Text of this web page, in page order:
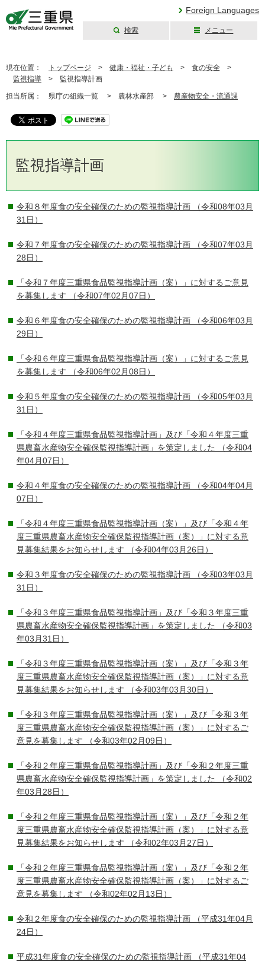
Foreign Languages
検索 メニュー
現在位置： トップページ > 健康・福祉・子ども > 食の安全 >
監視指導 > 監視指導計画
担当所属： 県庁の組織一覧 > 農林水産部 > 農産物安全・流通課
監視指導計画
令和８年度食の安全確保のための監視指導計画 （令和08年03月
31日）
令和７年度食の安全確保のための監視指導計画 （令和07年03月
28日）
「令和７年度三重県食品監視指導計画（案）」に対するご意見
を募集します （令和07年02月07日）
令和６年度食の安全確保のための監視指導計画 （令和06年03月
29日）
「令和６年度三重県食品監視指導計画（案）」に対するご意見
を募集します （令和06年02月08日）
令和５年度食の安全確保のための監視指導計画 （令和05年03月
31日）
「令和４年度三重県食品監視指導計画」及び「令和４年度三重
県農畜水産物安全確保監視指導計画」を策定しました
（令和04
年04月07日）
令和４年度食の安全確保のための監視指導計画 （令和04年04月
07日）
「令和４年度三重県食品監視指導計画（案）」及び「令和４年
度三重県農畜水産物安全確保監視指導計画（案）」に対する意
見募集結果をお知らせします （令和04年03月26日）
令和３年度食の安全確保のための監視指導計画 （令和03年03月
31日）
「令和３年度三重県食品監視指導計画」及び「令和３年度三重
県農畜水産物安全確保監視指導計画」を策定しました
（令和03
年03月31日）
「令和３年度三重県食品監視指導計画（案）」及び「令和３年
度三重県農畜水産物安全確保監視指導計画（案）」に対する意
見募集結果をお知らせします （令和03年03月30日）
「令和３年度三重県食品監視指導計画（案）」及び「令和３年
度三重県農畜水産物安全確保監視指導計画（案）」に対するご
意見を募集します （令和03年02月09日）
「令和２年度三重県食品監視指導計画」及び「令和２年度三重
県農畜水産物安全確保監視指導計画」を策定しました
（令和02
年03月28日）
「令和２年度三重県食品監視指導計画（案）」及び「令和２年
度三重県農畜水産物安全確保監視指導計画（案）」に対する意
見募集結果をお知らせします （令和02年03月27日）
「令和２年度三重県食品監視指導計画（案）」及び「令和２年
度三重県農畜水産物安全確保監視指導計画（案）」に対するご
意見を募集します （令和02年02月13日）
令和２年度食の安全確保のための監視指導計画 （平成31年04月
24日）
平成31年度食の安全確保のための監視指導計画 （平成31年04